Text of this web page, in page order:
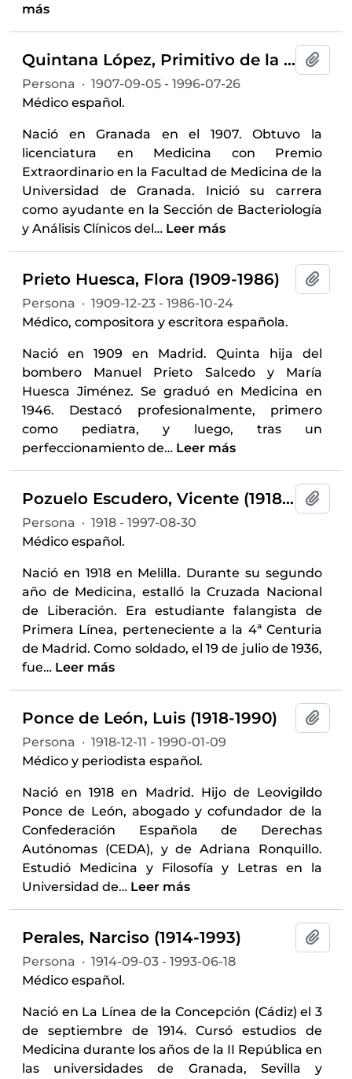
más
Quintana López, Primitivo de la (1907-1996)
Persona · 1907-09-05 - 1996-07-26
Médico español.
Nació en Granada en el 1907. Obtuvo la
licenciatura en Medicina con Premio
Extraordinario en la Facultad de Medicina de la
Universidad de Granada. Inició su carrera
como ayudante en la Sección de Bacteriología
y Análisis Clínicos del… Leer más
Prieto Huesca, Flora‏ ‎(1909-1986)
Persona · 1909-12-23 - 1986-10-24
Médico, compositora y escritora española.
Nació en 1909 en Madrid. Quinta hija del
bombero Manuel Prieto Salcedo y María
Huesca Jiménez. Se graduó en Medicina en
1946. Destacó profesionalmente, primero
como pediatra, y luego, tras un
perfeccionamiento de… Leer más
Pozuelo Escudero, Vicente (1918-1997)
Persona · 1918 - 1997-08-30
Médico español.
Nació en 1918 en Melilla. Durante su segundo
año de Medicina, estalló la Cruzada Nacional
de Liberación. Era estudiante falangista de
Primera Línea, perteneciente a la 4ª Centuria
de Madrid. Como soldado, el 19 de julio de 1936,
fue… Leer más
Ponce de León, Luis (1918-1990)
Persona · 1918-12-11 - 1990-01-09
Médico y periodista español.
Nació en 1918 en Madrid. Hijo de Leovigildo
Ponce de León, abogado y cofundador de la
Confederación Española de Derechas
Autónomas (CEDA), y de Adriana Ronquillo.
Estudió Medicina y Filosofía y Letras en la
Universidad de… Leer más
Perales, Narciso (1914-1993)
Persona · 1914-09-03 - 1993-06-18
Médico español.
Nació en La Línea de la Concepción (Cádiz) el 3
de septiembre de 1914. Cursó estudios de
Medicina durante los años de la II República en
las universidades de Granada, Sevilla y